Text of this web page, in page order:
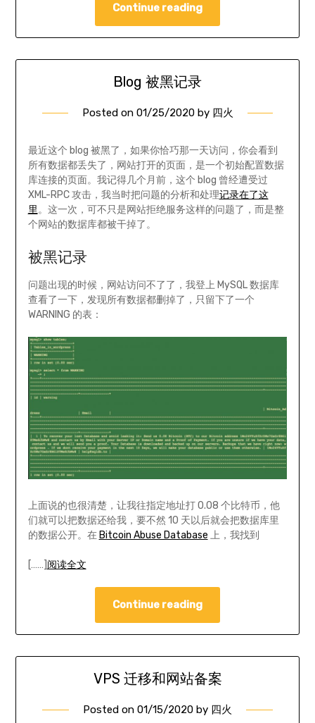
Continue reading
Blog 被黑记录
Posted on 01/25/2020by 四火
最近这个 blog 被黑了，如果你恰巧那一天访问，你会看到
所有数据都丢失了，网站打开的页面，是一个初始配置数据
库连接的页面。我记得几个月前，这个 blog 曾经遭受过
XML-RPC 攻击，我当时把问题的分析和处理记录在了这
里。这一次，可不只是网站拒绝服务这样的问题了，而是整
个网站的数据库都被干掉了。
被黑记录
问题出现的时候，网站访问不了了，我登上 MySQL 数据库
查看了一下，发现所有数据都删掉了，只留下了一个
WARNING 的表：
上面说的也很清楚，让我往指定地址打 0.08 个比特币，他
们就可以把数据还给我，要不然 10 天以后就会把数据库里
的数据公开。在 Bitcoin Abuse Database 上，我找到
[……] 阅读全文
Continue reading
VPS 迁移和网站备案
Posted on 01/15/2020 by 四火